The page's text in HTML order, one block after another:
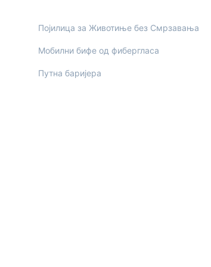
Појилица за Животиње без Смрзавања
Мобилни бифе од фибергласа
Путна баријера